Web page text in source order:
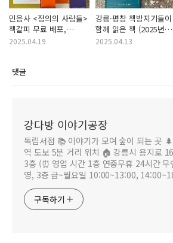
민음사 <정의의 사람들>
책갈피 무료 배포,
동네서점 e-스탬프 적립
2025.04.19
강릉·평창 책방지기들이
함께 읽은 책 (2025년
4월)
2025.04.13
댓글
강다방 이야기공장
독립서점 📚 이야기가 모여 숲이 되는 곳
역 도보 5분 거리 위치 🏠 강릉시 용지로
3층 (⏰ 영업 시간 1층 연중무휴 24시간 무
영, 3층 금~월요일 10:00~13:00,
구독하기